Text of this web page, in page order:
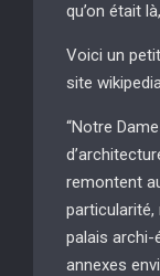
qu’on était
Voici un
site
“Notre
remontent
particularité,
palais
annexes